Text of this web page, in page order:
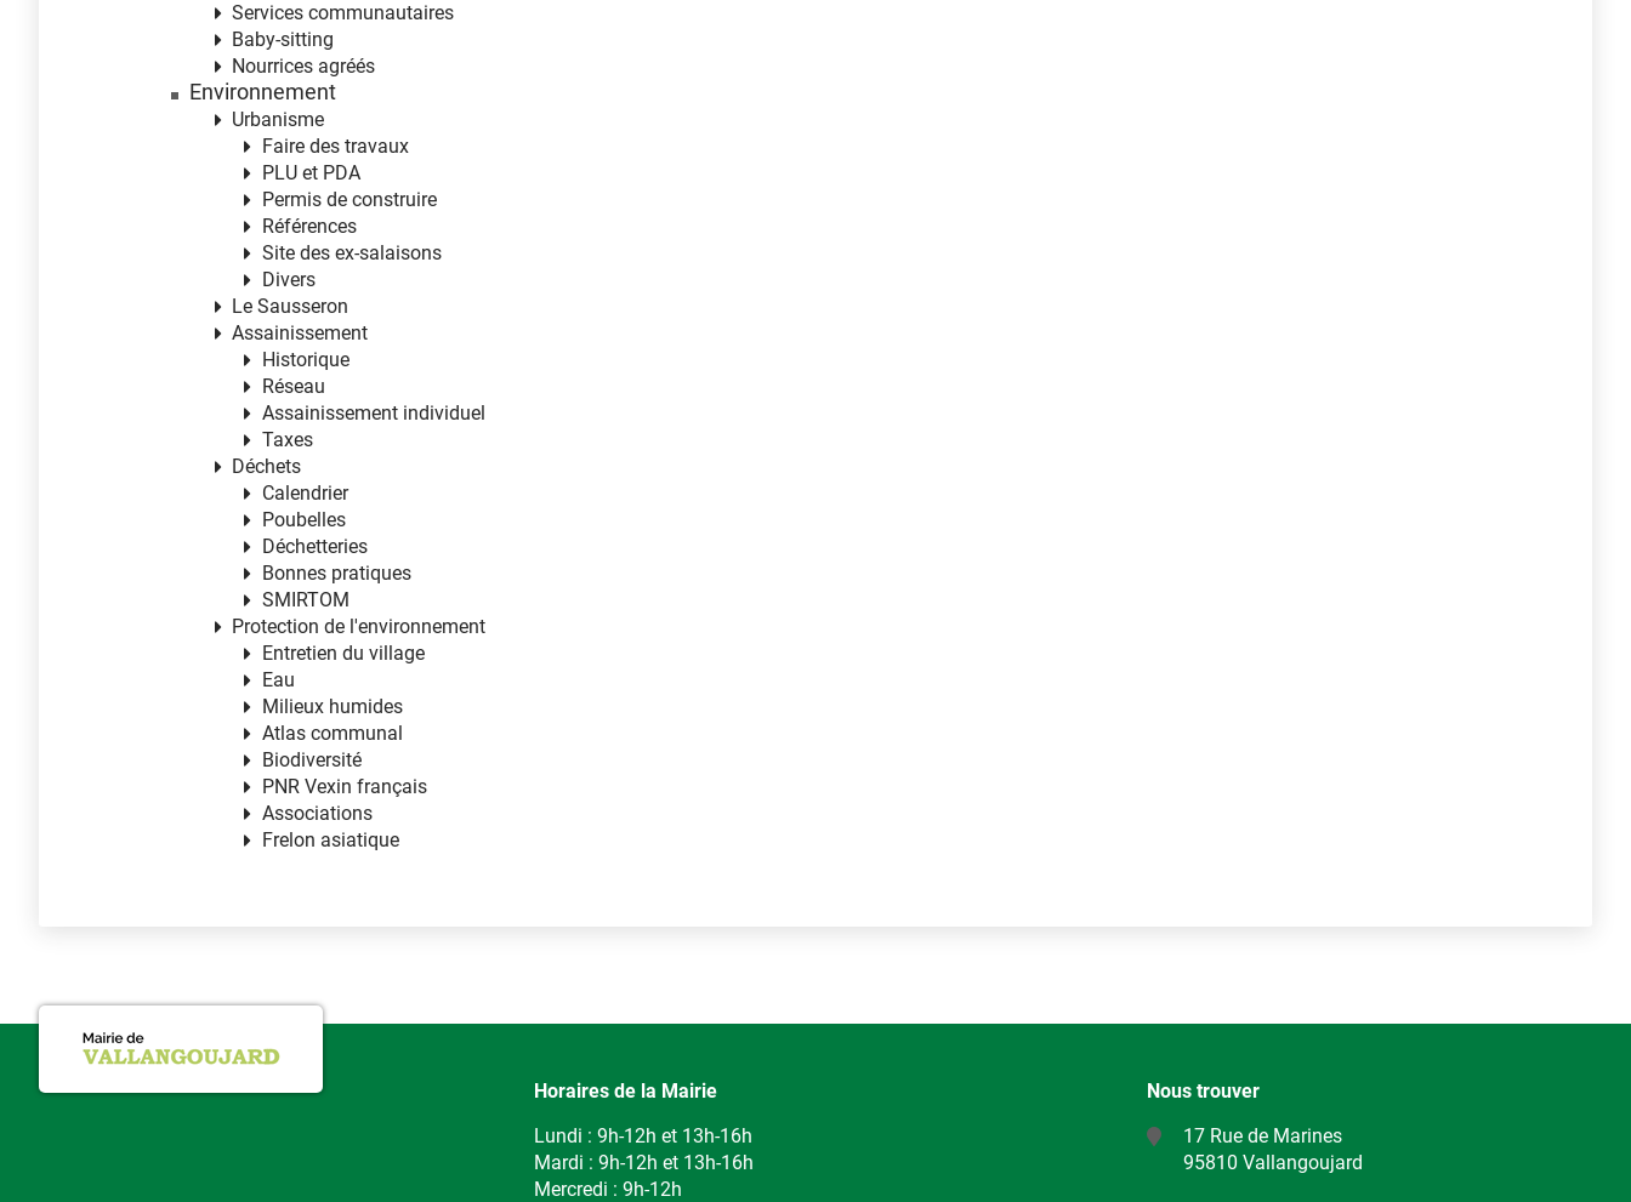
Services communautaires
Baby-sitting
Nourrices agréés
Environnement
Urbanisme
Faire des travaux
PLU et PDA
Permis de construire
Références
Site des ex-salaisons
Divers
Le Sausseron
Assainissement
Historique
Réseau
Assainissement individuel
Taxes
Déchets
Calendrier
Poubelles
Déchetteries
Bonnes pratiques
SMIRTOM
Protection de l'environnement
Entretien du village
Eau
Milieux humides
Atlas communal
Biodiversité
PNR Vexin français
Associations
Frelon asiatique
Horaires de la Mairie
Lundi : 9h-12h et 13h-16h
Mardi : 9h-12h et 13h-16h
Mercredi : 9h-12h
Nous trouver
17 Rue de Marines
95810 Vallangoujard